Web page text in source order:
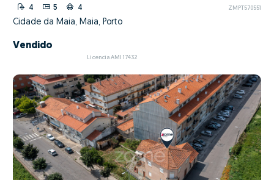
4 5 4 ZMPT570551
Cidade da Maia, Maia, Porto
Vendido
Licencia AMI 17432